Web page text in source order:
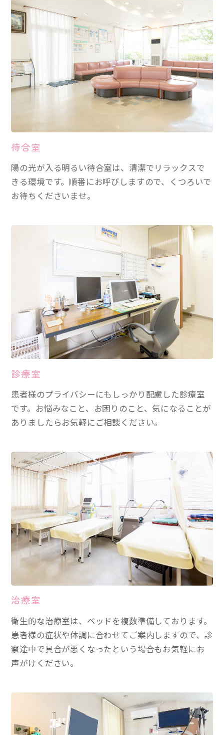
待合室
陽の光が入る明るい待合室は、清潔でリラックスで
きる環境です。順番にお呼びしますので、くつろいで
お待ちくださいませ。
診療室
患者様のプライバシーにもしっかり配慮した診療室
です。お悩みなこと、お困りのこと、気になることが
ありましたらお気軽にご相談ください。
治療室
衛生的な治療室は、ベッドを複数準備しております。
患者様の症状や体調に合わせてご案内しますので、診
察途中で具合が悪くなったという場合もお気軽にお
声がけください。